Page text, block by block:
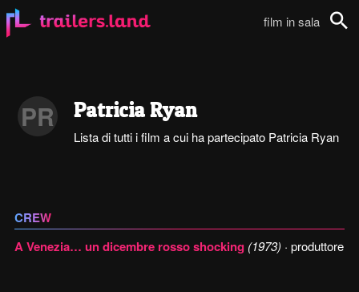
film in sala
PR Patricia Ryan
Lista di tutti i film a cui ha partecipato Patricia Ryan
CREW
A Venezia… un dicembre rosso shocking (1973) · produttore